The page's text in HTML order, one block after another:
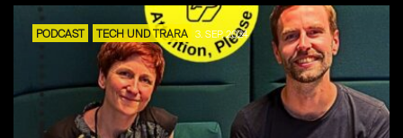
PODCAST TECH UND TRARA 3. SEP. 2024